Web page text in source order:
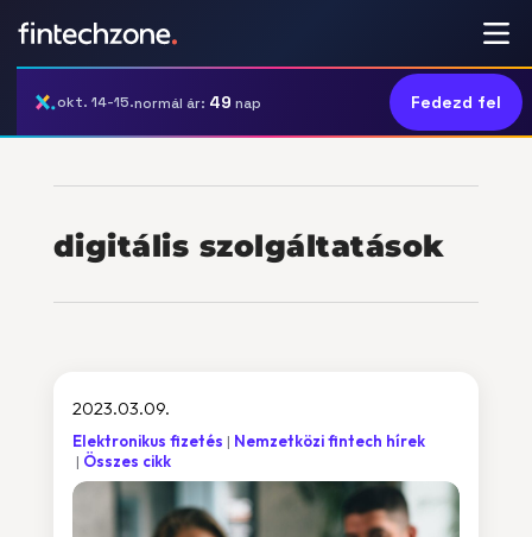
okt. 14-15.normál ár: 49 nap Fedezd fel
digitális szolgáltatások
2023.03.09.
Elektronikus fizetés
Nemzetközi fintech hírek
Összes cikk